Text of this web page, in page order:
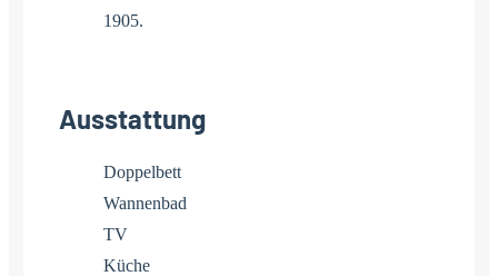
1905.
Ausstattung
Doppelbett
Wannenbad
TV
Küche